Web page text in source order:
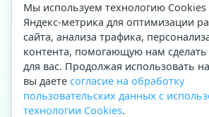
Адрес
Архангельск, ул. Папанина, д. 19 (вход в
автоцентра «Тойота»)
Приемная Генерального директора
Телефон
+7 (8182) 63-60-31
Мы используем технологию Cookies
Яндекс-метрика для оптимизации
сайта, анализа трафика,
контента, помогающую нам сделать
для вас. Продолжая использовать
вы даете согласие на обработку
пользовательских данных с
технологии Cookies.